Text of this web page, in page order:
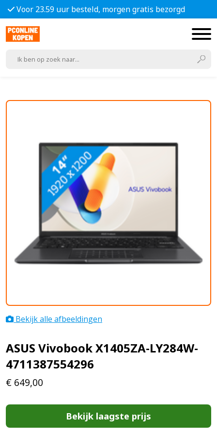
Voor 23.59 uur besteld, morgen gratis bezorgd
Bekijk alle afbeeldingen
ASUS Vivobook X1405ZA-LY284W-
4711387554296
€ 649,00
Bekijk laagste prijs